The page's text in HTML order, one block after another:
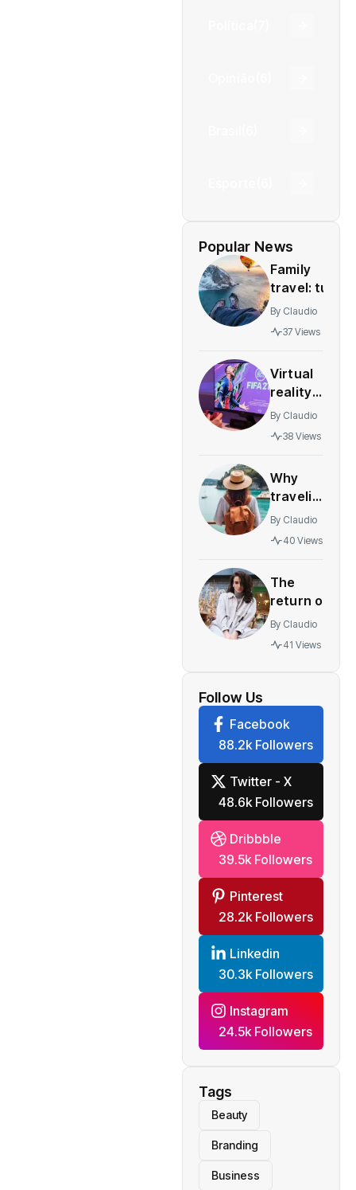
Popular News
Family
travel: tun
and safe
destinations
free
adventures
By Claudio
37 Views
Virtual
reality
gaming
expands
innovative
multiplayer
features
By Claudio
38 Views
Why
traveling
yourself
best gift
watch
By Claudio
40 Views
The
return of
vintage
retro
festival
By Claudio
41 Views
Follow Us
Facebook
88.2k Followers
Twitter - X
48.6k Followers
Dribbble
39.5k Followers
Pinterest
28.2k Followers
Linkedin
30.3k Followers
Instagram
24.5k Followers
Tags
Beauty
Branding
Business